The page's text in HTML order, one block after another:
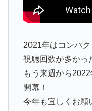
2021年はコンパ
視聴回数が多かっ
もう来週から
開幕！
今年も宜しくお願